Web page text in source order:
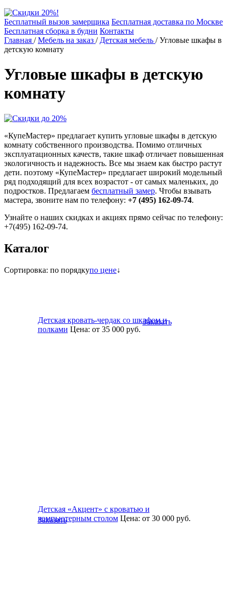
Бесплатный вызов замерщика Бесплатная доставка по Москве
Бесплатная сборка в будни Контакты
Главная /Мебель на заказ / Детская мебель /Угловые шкафы в
детскую комнату
Угловые шкафы в детскую
комнату
«КупеМастер» предлагает купить угловые шкафы в детскую
комнату собственного производства. Помимо отличных
эксплуатационных качеств, такие шкаф отличает повышенная
экологичность и надежность. Все мы знаем как быстро растут
дети. поэтому «КупеМастер» предлагает широкий модельный
ряд подходящий для всех возрастот - от самых маленьких, до
подростков. Предлагаем бесплатный замер. Чтобы взывать
мастера, звоните нам по телефону: +7 (495) 162-09-74.
Узнайте о наших скидках и акциях прямо сейчас по телефону:
+7(495) 162-09-74.
Каталог
Сортировка: по порядкупо цене↓
Детская кровать-чердак со шкафом и
полками Цена: от 35 000руб.
Заказать
Детская «Акцент» с кроватью и
компьютерным столом Цена: от 30 000руб.
Заказать